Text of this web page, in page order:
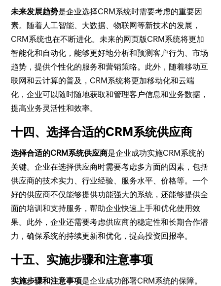
未来发展趋势是企业选择CRM系统时需要考虑的重要因
素。随着人工智能、大数据、物联网等新技术的发展，
CRM系统也在不断进化。未来的网页版CRM系统将更加
智能化和自动化，能够更好地分析和预测客户行为、市场
趋势，提供个性化的服务和营销策略。此外，随着移动互
联网和云计算的普及，CRM系统将更加移动化和云端
化，企业可以随时随地获取和管理客户信息和业务数据，
提高业务灵活性和效率。
十四、选择合适的CRM系统供应商
选择合适的CRM系统供应商是企业成功实施CRM系统的
关键。企业在选择供应商时需要考虑多方面的因素，包括
供应商的技术实力、行业经验、服务水平、价格等。一个
好的供应商不仅能够提供功能强大的系统，还能够提供全
面的培训和支持服务，帮助企业快速上手和优化使用效
果。此外，企业还需要考虑供应商的稳定性和长期合作潜
力，确保系统的持续更新和优化，提高投资回报率。
十五、实施步骤和注意事项
实施步骤和注意事项是企业成功部署CRM系统的保障。